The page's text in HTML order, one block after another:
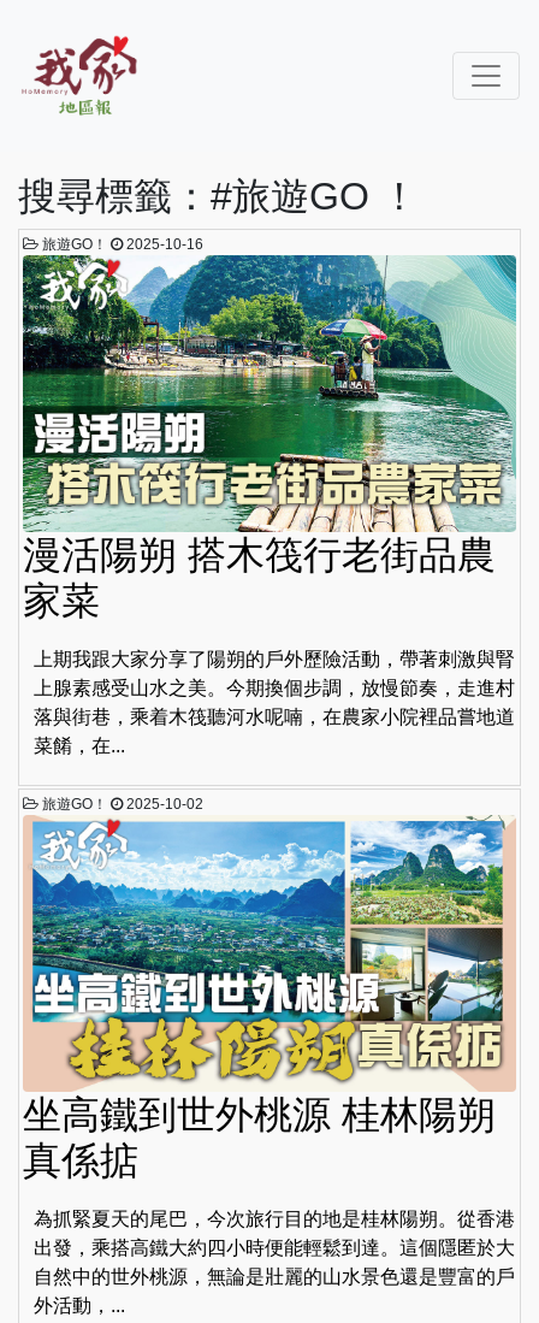
搜尋標籤：#旅遊GO ！
旅遊GO！ 2025-10-16
漫活陽朔 搭木筏行老街品農
家菜
上期我跟大家分享了陽朔的戶外歷險活動，帶著刺激與腎
上腺素感受山水之美。今期換個步調，放慢節奏，走進村
落與街巷，乘着木筏聽河水呢喃，在農家小院裡品嘗地道
菜餚，在...
旅遊GO！ 2025-10-02
坐高鐵到世外桃源 桂林陽朔
真係掂
為抓緊夏天的尾巴，今次旅行目的地是桂林陽朔。從香港
出發，乘搭高鐵大約四小時便能輕鬆到達。這個隱匿於大
自然中的世外桃源，無論是壯麗的山水景色還是豐富的戶
外活動，...